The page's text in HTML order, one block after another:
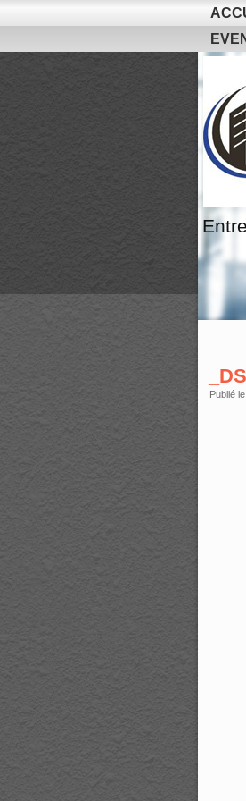
Publié le